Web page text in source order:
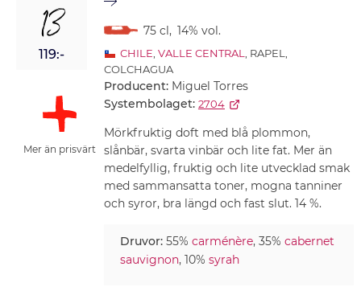
13
119:-
Mer än prisvärt
75 cl, 14% vol.
CHILE VALLE CENTRAL
, RAPEL,
COLCHAGUA
Producent: Miguel Torres
Systembolaget: 2704
Mörkfruktig doft med blå plommon,
slånbär, svarta vinbär och lite fat. Mer än
medelfyllig, fruktig och lite utvecklad smak
med sammansatta toner, mogna tanniner
och syror, bra längd och fast slut. 14 %.
Druvor:55% carménère, 35% cabernet
sauvignon, 10% syrah